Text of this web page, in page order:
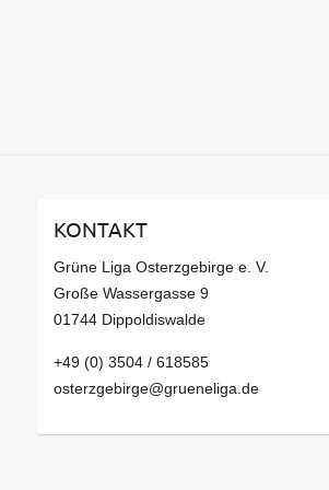
KONTAKT
Grüne Liga Osterzgebirge e. V.
Große Wassergasse 9
01744 Dippoldiswalde
+49 (0) 3504 / 618585
osterzgebirge@grueneliga.de